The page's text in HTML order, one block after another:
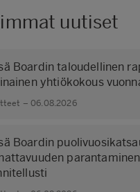
uutiset
Boardin taloudellinen
yhtiökokous
– 06.08.2026
Boardin